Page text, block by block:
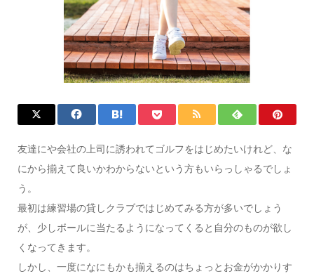
友達にや会社の上司に誘われてゴルフをはじめたいけれど、な
にから揃えて良いかわからないという方もいらっしゃるでしょ
う。
最初は練習場の貸しクラブではじめてみる方が多いでしょう
が、少しボールに当たるようになってくると自分のものが欲し
くなってきます。
しかし、一度になにもかも揃えるのはちょっとお金がかかりす